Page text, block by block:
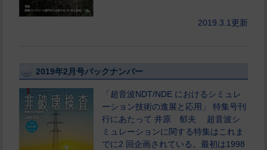
2019.3.1更新
2019年2月号バックナンバー
「超音波NDT/NDE におけるシミュレ
ーション技術の進展と応用」 特集号刊
行にあたって 井原 郁夫 超音波シ
ミュレーションに関する特集はこれま
でに2 回企画されている。最初は1998